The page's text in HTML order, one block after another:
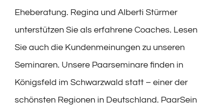
Eheberatung. Regina und Alberti Stürmer
unterstützen Sie als erfahrene Coaches. Lesen
Sie auch die Kundenmeinungen zu unseren
Seminaren. Unsere Paarseminare finden in
Königsfeld im Schwarzwald statt – einer der
schönsten Regionen in Deutschland. PaarSein